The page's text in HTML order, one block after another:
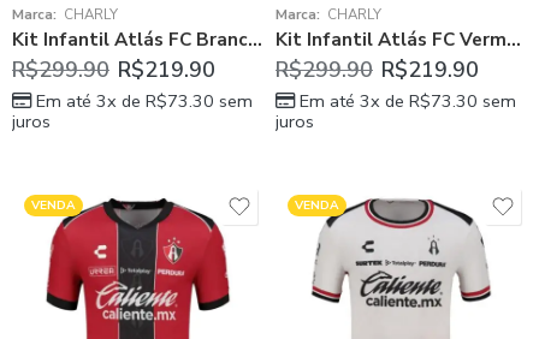
Marca: CHARLY
Kit Infantil Atlás FC Branco 2025/26 Reserva Unissex
R$299.90 R$219.90
Em até 3x de R$73.30 sem
juros
Marca: CHARLY
Kit Infantil Atlás FC Vermelho 2025/26 Titular Unissex
R$299.90 R$219.90
Em até 3x de R$73.30 sem
juros
VENDA VENDA